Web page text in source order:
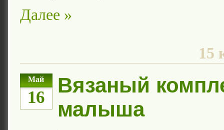
Далее »
15
Май
16
Вязаный
малыша